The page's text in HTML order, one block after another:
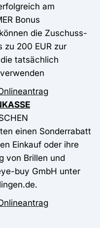
am
Bonus
die Zuschuss-
zu 200 EUR zur
tatsächlich
einen Sonderrabatt
Einkauf oder ihre
von Brillen und
buy GmbH unter